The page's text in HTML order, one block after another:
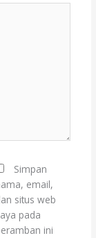
Simpan
email,
situs web
pada
ini